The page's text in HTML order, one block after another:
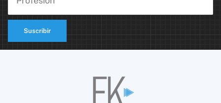
Suscribir